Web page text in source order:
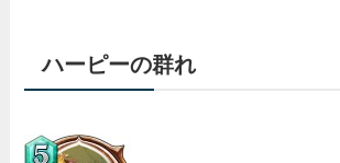
ハーピーの群れ